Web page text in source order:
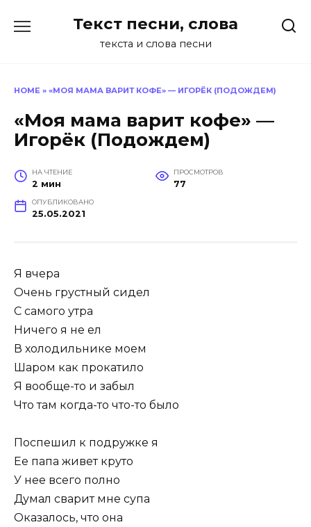
Текст песни, слова
текста и слова песни
HOME » «МОЯ МАМА ВАРИТ КОФЕ» — ИГОРЁК (ПОДОЖДЕМ)
«Моя мама варит кофе» —
Игорёк (Подождем)
НА ЧТЕНИЕ
2 мин
ПРОСМОТРОВ
77
ОПУБЛИКОВАНО
25.05.2021
­Я вчера
Очень грустный сидел
С самого утра
Ничего я не ел
В холодильнике моем
Шаром как прокатило
Я вообще-то и забыл
Что там когда-то что-то было
Поспешил к подружке я
Ее папа живет круто
У нее всего полно
Думал сварит мне супа
Оказалось, что она